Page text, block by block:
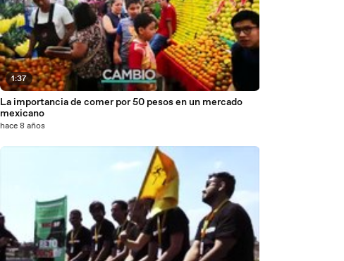
1:37
La importancia de comer por 50 pesos en un mercado
mexicano
hace 8 años